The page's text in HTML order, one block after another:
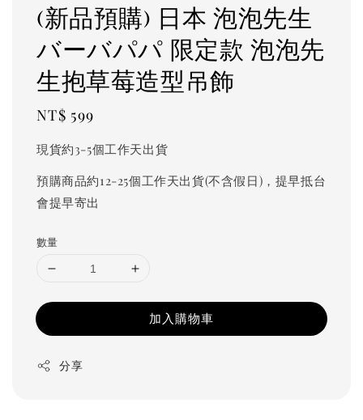
(新品預購) 日本 泡泡先生
バーバパパ 限定款 泡泡先
生抱草莓造型吊飾
Regular
NT$ 599
現貨約3-5個工作天出貨
預購商品約12-25個工作天出貨(不含假日)，提早抵台
會提早寄出
數量
加入購物車
分享